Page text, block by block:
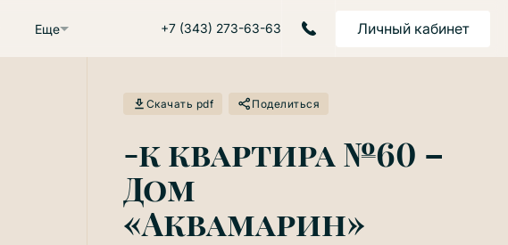
Еще +7 (343) 273-63-63 Личный кабинет
Скачать pdf Поделиться
-к квартира №60 –
Дом
«Аквамарин»